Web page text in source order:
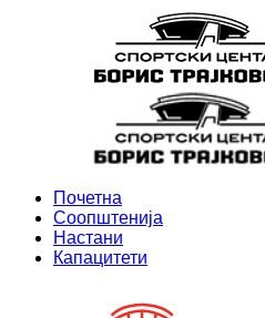
Почетна
Соопштенија
Настани
Капацитети